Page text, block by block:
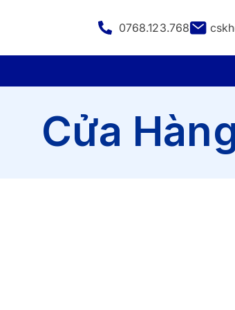
0768.123.768
Cửa